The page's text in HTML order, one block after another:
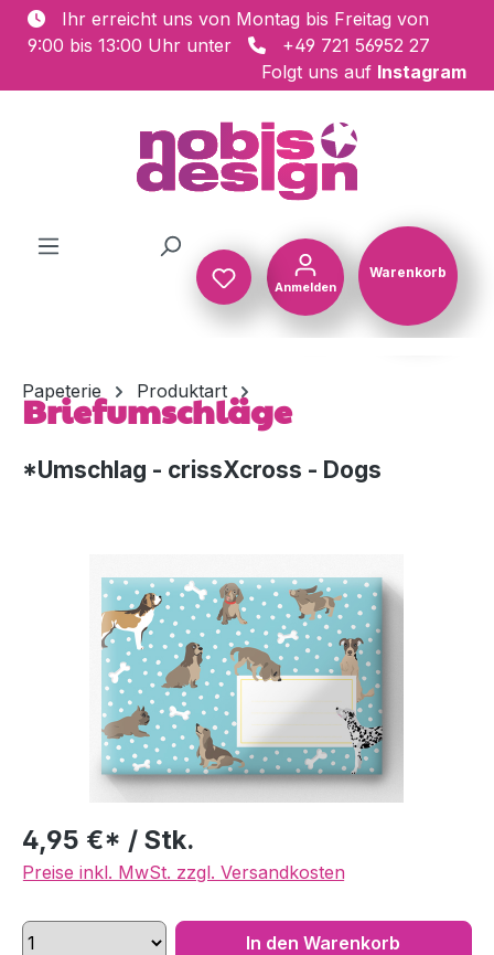
Zum Hauptinhalt springen
Ihr erreicht uns von Montag bis Freitag von
9:00 bis 13:00 Uhr unter
+49 721 56952 27
Folgt uns auf Instagram
Anmelden
Warenkorb
Papeterie Produktart
Briefumschläge
*Umschlag - crissXcross - Dogs
4,95 €* / Stk.
Preise inkl. MwSt. zzgl. Versandkosten
In den Warenkorb